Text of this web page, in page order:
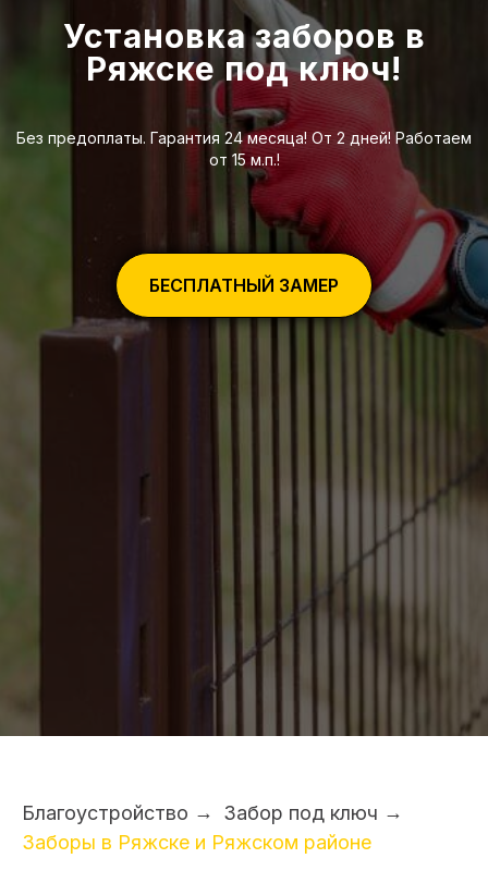
Установка заборов в
Ряжске под ключ!
Без предоплаты. Гарантия 24 месяца! От 2 дней! Работаем
от 15 м.п.!
БЕСПЛАТНЫЙ ЗАМЕР
Благоустройство → Забор под ключ →
Заборы в Ряжске и Ряжском районе